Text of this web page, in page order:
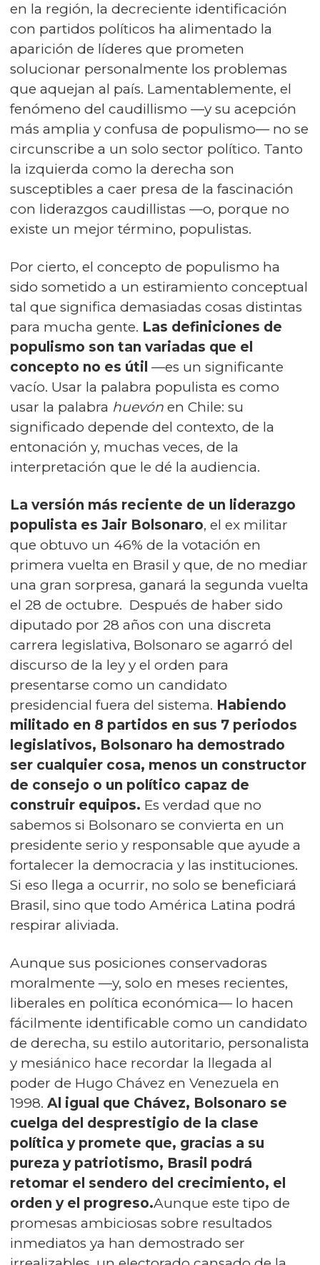
en la región, la decreciente identificación
con partidos políticos ha alimentado la
aparición de líderes que prometen
solucionar personalmente los problemas
que aquejan al país. Lamentablemente, el
fenómeno del caudillismo —y su acepción
más amplia y confusa de populismo— no se
circunscribe a un solo sector político. Tanto
la izquierda como la derecha son
susceptibles a caer presa de la fascinación
con liderazgos caudillistas —o, porque no
existe un mejor término, populistas.
Por cierto, el concepto de populismo ha
sido sometido a un estiramiento conceptual
tal que significa demasiadas cosas distintas
para mucha gente. Las definiciones de
populismo son tan variadas que el
concepto no es útil —es un significante
vacío. Usar la palabra populista es como
usar la palabra huevón en Chile: su
significado depende del contexto, de la
entonación y, muchas veces, de la
interpretación que le dé la audiencia.
La versión más reciente de un liderazgo
populista es Jair Bolsonaro, el ex militar
que obtuvo un 46% de la votación en
primera vuelta en Brasil y que, de no mediar
una gran sorpresa, ganará la segunda vuelta
el 28 de octubre. Después de haber sido
diputado por 28 años con una discreta
carrera legislativa, Bolsonaro se agarró del
discurso de la ley y el orden para
presentarse como un candidato
presidencial fuera del sistema. Habiendo
militado en 8 partidos en sus 7 periodos
legislativos, Bolsonaro ha demostrado
ser cualquier cosa, menos un constructor
de consejo o un político capaz de
construir equipos. Es verdad que no
sabemos si Bolsonaro se convierta en un
presidente serio y responsable que ayude a
fortalecer la democracia y las instituciones.
Si eso llega a ocurrir, no solo se beneficiará
Brasil, sino que todo América Latina podrá
respirar aliviada.
Aunque sus posiciones conservadoras
moralmente —y, solo en meses recientes,
liberales en política económica— lo hacen
fácilmente identificable como un candidato
de derecha, su estilo autoritario, personalista
y mesiánico hace recordar la llegada al
poder de Hugo Chávez en Venezuela en
1998. Al igual que Chávez, Bolsonaro se
cuelga del desprestigio de la clase
política y promete que, gracias a su
pureza y patriotismo, Brasil podrá
retomar el sendero del crecimiento, el
orden y el progreso.Aunque este tipo de
promesas ambiciosas sobre resultados
inmediatos ya han demostrado ser